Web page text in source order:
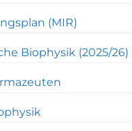
(MIR)
Biophysik (2025/26)